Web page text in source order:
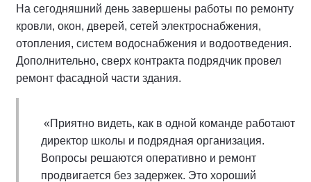
На сегодняшний день завершены работы по ремонту
кровли, окон, дверей, сетей электроснабжения,
отопления, систем водоснабжения и водоотведения.
Дополнительно, сверх контракта подрядчик провел
ремонт фасадной части здания.
«Приятно видеть, как в одной команде работают
директор школы и подрядная организация.
Вопросы решаются оперативно и ремонт
продвигается без задержек. Это хороший